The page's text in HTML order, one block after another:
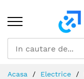
Continut
Acasa Electrice